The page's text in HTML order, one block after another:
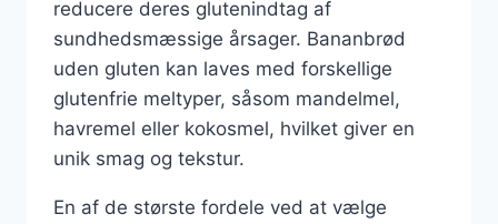
reducere deres glutenindtag af
sundhedsmæssige årsager. Bananbrød
uden gluten kan laves med forskellige
glutenfrie meltyper, såsom mandelmel,
havremel eller kokosmel, hvilket giver en
unik smag og tekstur.
En af de største fordele ved at vælge